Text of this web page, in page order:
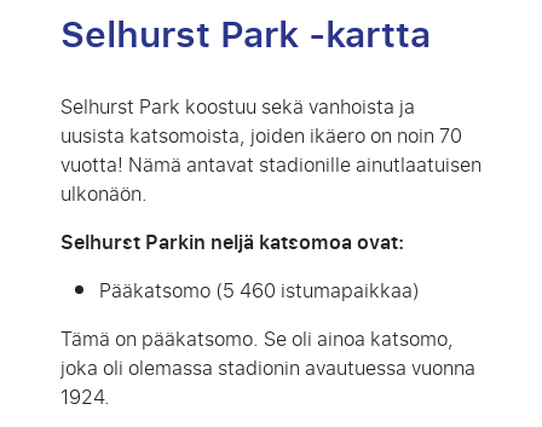
Selhurst Park -kartta
Selhurst Park koostuu sekä vanhoista ja
uusista katsomoista, joiden ikäero on noin 70
vuotta! Nämä antavat stadionille ainutlaatuisen
ulkonäön.
Selhurst Parkin neljä katsomoa ovat:
Pääkatsomo (5 460 istumapaikkaa)
Tämä on pääkatsomo. Se oli ainoa katsomo,
joka oli olemassa stadionin avautuessa vuonna
1924.